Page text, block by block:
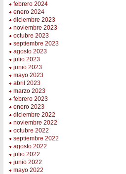
febrero 2024
enero 2024
diciembre 2023
noviembre 2023
octubre 2023
septiembre 2023
agosto 2023
julio 2023
junio 2023
mayo 2023
abril 2023
marzo 2023
febrero 2023
enero 2023
diciembre 2022
noviembre 2022
octubre 2022
septiembre 2022
agosto 2022
julio 2022
junio 2022
mayo 2022